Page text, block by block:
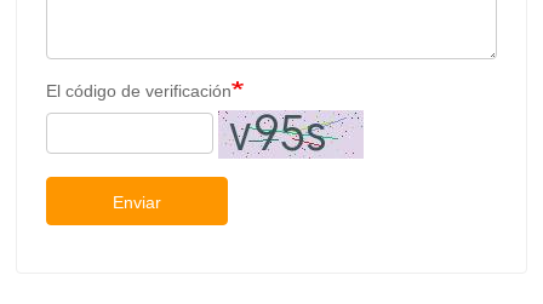
El código de verificación
Enviar